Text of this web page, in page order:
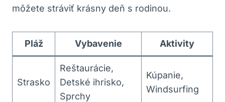
môžete stráviť krásny deň s rodinou.
Pláž Vybavenie Aktivity
Strasko
Reštaurácie,
Detské ihrisko,
Sprchy
Kúpanie,
Windsurfing